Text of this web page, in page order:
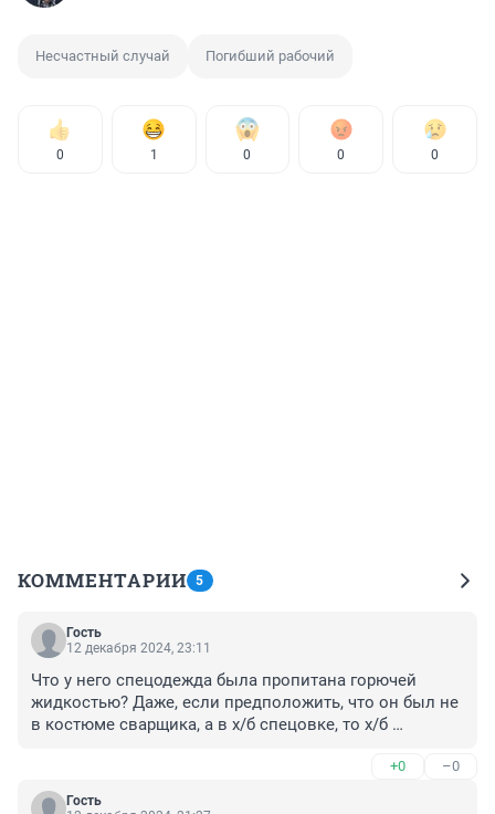
Несчастный случай Погибший рабочий
0 1 0 0 0
КОММЕНТАРИИ 5
Гость
12 декабря 2024, 23:11
Что у него спецодежда была пропитана горючей
жидкостью? Даже, если предположить, что он был не
в костюме сварщика, а в х/б спецовке, то х/б
+0 –0
Гость